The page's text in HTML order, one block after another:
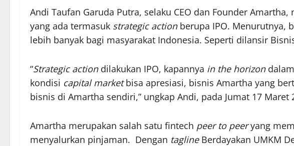
Andi Taufan Garuda Putra, selaku CEO dan Founder
yang ada termasuk strategic actionberupa IPO. Menurutnya,
lebih banyak bagi masyarakat Indonesia. Seperti dilansir
“Strategic actiondilakukan IPO, kapannya in the horizon
kondisi capital marketbisa apresiasi, bisnis Amartha yang
bisnis di Amartha sendiri,” ungkap Andi, pada Jumat 17 Maret
Amartha merupakan salah satu fintech peer to peeryang
menyalurkan pinjaman. Dengan taglineBerdayakan UMKM